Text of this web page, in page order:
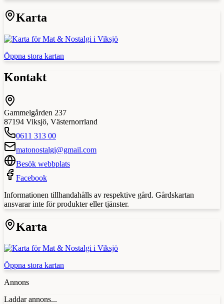
Karta
Öppna stora kartan
Kontakt
Gammelgården 237
87194 Viksjö, Västernorrland
0611 313 00
matonostalgi@gmail.com
Besök webbplats
Facebook
Informationen tillhandahålls av respektive gård. Gårdskartan
ansvarar inte för produkter eller tjänster.
Karta
Öppna stora kartan
Annons
Laddar annons...